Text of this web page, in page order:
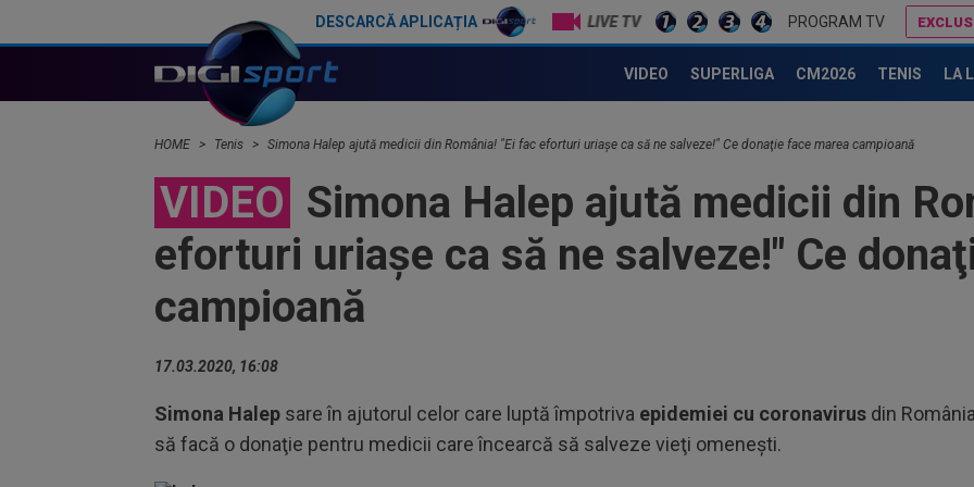
DESCARCĂ APLICAȚIA LIVE TV PROGRAM TV
VIDEO SUPERLIGA CM2026 TENIS LA
HOME Tenis Simona Halep ajută medicii din România! "Ei fac eforturi uriaşe ca să ne salveze!" Ce donaţie face marea campioană
VIDEO Simona Halep ajută medicii din
eforturi uriaşe ca să ne salveze!" Ce
campioană
17.03.2020, 16:08
Simona Halep sare în ajutorul celor care luptă împotriva epidemiei cu coronavirus din
să facă o donaţie pentru medicii care încearcă să salveze vieţi omeneşti.